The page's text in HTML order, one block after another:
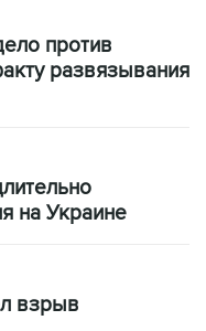
против
развязывания
на Украине
взрыв